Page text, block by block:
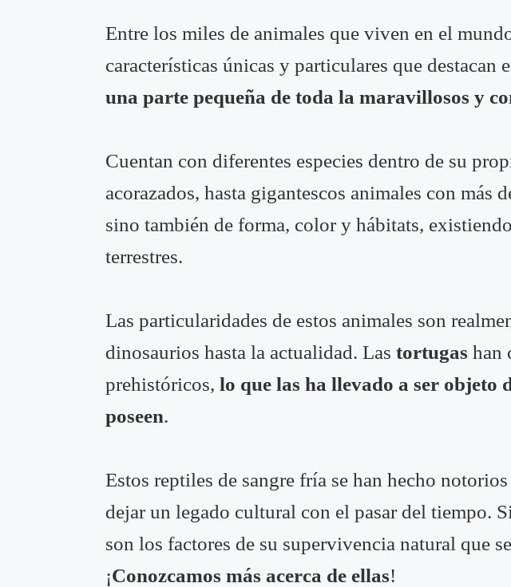
Entre los miles de animales que viven en el
características únicas y particulares que destacan
una parte pequeña de toda la maravillosos y
Cuentan con diferentes especies dentro de su
acorazados, hasta gigantescos animales con
sino también de forma, color y hábitats,
terrestres.
Las particularidades de estos animales son
dinosaurios hasta la actualidad. Las tortugas han
prehistóricos, lo que las ha llevado a ser objeto
poseen.
Estos reptiles de sangre fría se han hecho
dejar un legado cultural con el pasar del tiempo.
son los factores de su supervivencia natural que
¡Conozcamos más acerca de ellas!